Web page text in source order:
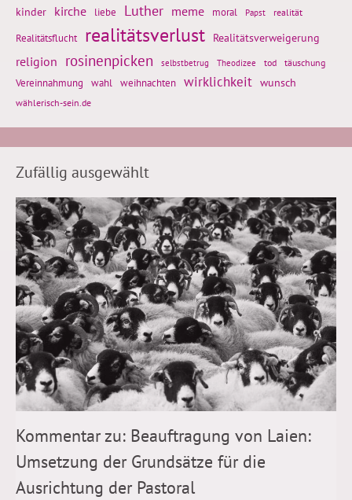
kinder kirche liebe Luther meme moral Papst realität
Realitätsflucht realitätsverlust Realitätsverweigerung
religion rosinenpicken selbstbetrug Theodizee tod täuschung
Vereinnahmung wahl weihnachten wirklichkeit wunsch
wählerisch-sein.de
Zufällig ausgewählt
Kommentar zu: Beauftragung von Laien:
Umsetzung der Grundsätze für die
Ausrichtung der Pastoral